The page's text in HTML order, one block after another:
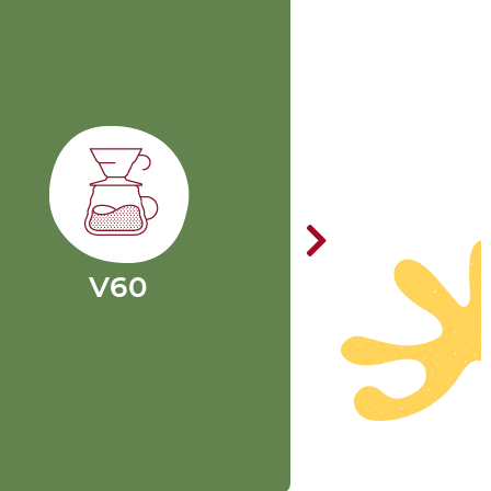
V60
nombre proviene del vector
60, pues su cono tiene un
ángulo de 60 grados,
permitiendo que el agua
fluya hacia el centro,
ampliando el tiempo de
del café con el agua.
Cuenta con un cono y un
filtro, que se ubican sobre la
taza o jarra en la que se
servirá el café. Este método